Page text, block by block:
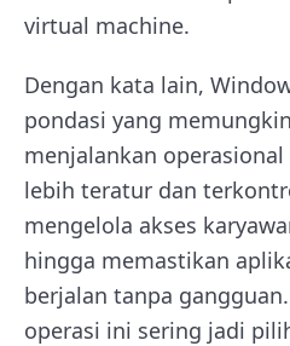
virtual machine.
Dengan kata lain,
pondasi yang
menjalankan
lebih teratur dan
mengelola akses
hingga memastikan
berjalan tanpa
operasi ini sering jadi